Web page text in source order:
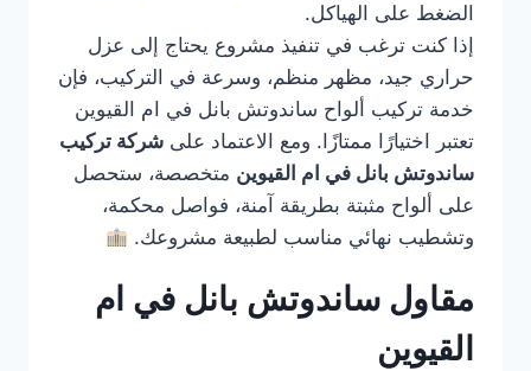
الضغط على الهياكل.
إذا كنت ترغب في تنفيذ مشروع يحتاج إلى عزل
حراري جيد، مظهر منظم، وسرعة في التركيب، فإن
خدمة تركيب ألواح ساندوتش بانل في ام القيوين
تعتبر اختيارًا ممتازًا. ومع الاعتماد على شركة تركيب
ساندوتش بانل في ام القيوين متخصصة، ستحصل
على ألواح مثبتة بطريقة آمنة، فواصل محكمة،
وتشطيب نهائي مناسب لطبيعة مشروعك.
مقاول ساندوتش بانل في ام
القيوين